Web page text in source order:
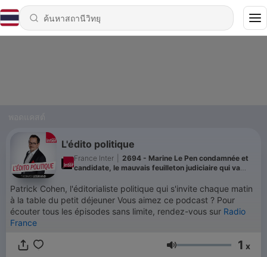
L'édito politique
France Inter
2694 - Marine Le Pen condamnée et
candidate, le mauvais feuilleton judiciaire qui va
Patrick Cohen, l'éditorialiste politique qui s'invite chaque matin
à la table du petit déjeuner Vous aimez ce podcast ? Pour
écouter tous les épisodes sans limite, rendez-vous sur Radio
France
ระดับเสียง 1 x